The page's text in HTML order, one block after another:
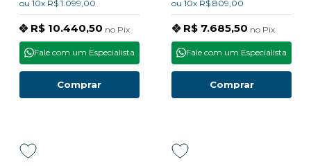
ou 10x R$ 1.099,00
R$ 10.440,50 no Pix
Comprar
Fale com um Especialista
ou 10x R$ 809,00
R$ 7.685,50 no Pix
Comprar
Fale com um Especialista